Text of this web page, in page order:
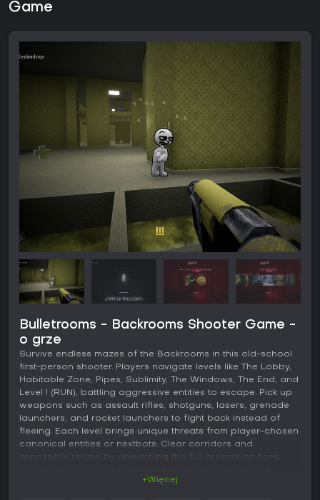
Game
Bulletrooms - Backrooms Shooter Game -
o grze
Survive endless mazes of the Backrooms in this old-school
first-person shooter. Players navigate levels like The Lobby,
Habitable Zone, Pipes, Sublimity, The Windows, The End, and
Level ! (RUN), battling aggressive entities to escape. Pick up
weapons such as assault rifles, shotguns, lasers, grenade
launchers, and rocket launchers to fight back instead of
fleeing. Each level brings unique threats from player-chosen
canonical entities or nextbots. Clear corridors and
impossible rooms by unleashing the full arsenal on foes.
action adventures will find a solid loop here.
+Więcej